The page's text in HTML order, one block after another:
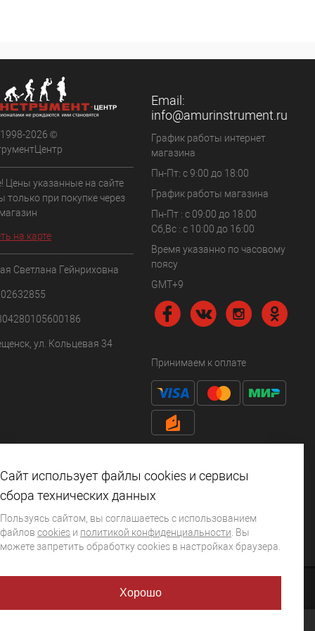
2026 ©
Цены указанные на сайте
только при покупке через
на карте
Светлана Гейнриховна
ул. Кольцевая 34
Email:
info@amurinstrument.ru
График работы интернет
магазина
Пн-Пт: с 9:00 до 18:00
График работы магазина
Пн-Пт : с 09:00 до 18:00
Сб,Вс : c 10:00 до 16:00
Время указанно по часовому
поясу
GMT+9
Принимаем к оплате
Сайт использует файлы cookies и сервисы
сбора технических данных
Пользуясь сайтом, вы соглашаетесь с использованием
файлов cookies и политикой конфиденциальности . Вы
можете запретить обработку сookies в настройках браузера.
Хорошо